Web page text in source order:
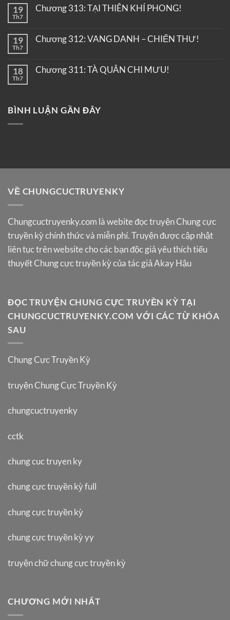
19
Th7
Chương 313: TẠI THIÊN KHÍ PHONG!
19
Th7
Chương 312: VANG DANH – CHIẾN THƯ!
18
Th7
Chương 311: TÀ QUÂN CHI MƯU!
BÌNH LUẬN GẦN ĐÂY
VỀ CHUNGCUCTRUYENKY
Chungcuctruyenky.com là webite đọc truyện Chung cực
truyền kỳ chính thức và miễn phí. Truyện được cập nhật
liên tục trên website cho các bạn độc giả yêu thích tiểu
thuyết Chung cực truyền kỳ của tác giả Akay Hậu
ĐỌC TRUYỆN CHUNG CỰC TRUYỀN KỲ TẠI
CHUNGCUCTRUYENKY.COM VỚI CÁC TỪ KHÓA
SAU
Chung Cực Truyền Kỳ
truyện Chung Cực Truyền Kỳ
chungcuctruyenky
cctk
chung cuc truyen ky
chung cực truyền kỳ full
chung cực truyền kỳ
chung cực truyền kỳ yy
truyện chữ chung cực truyền kỳ
CHƯƠNG MỚI NHẤT